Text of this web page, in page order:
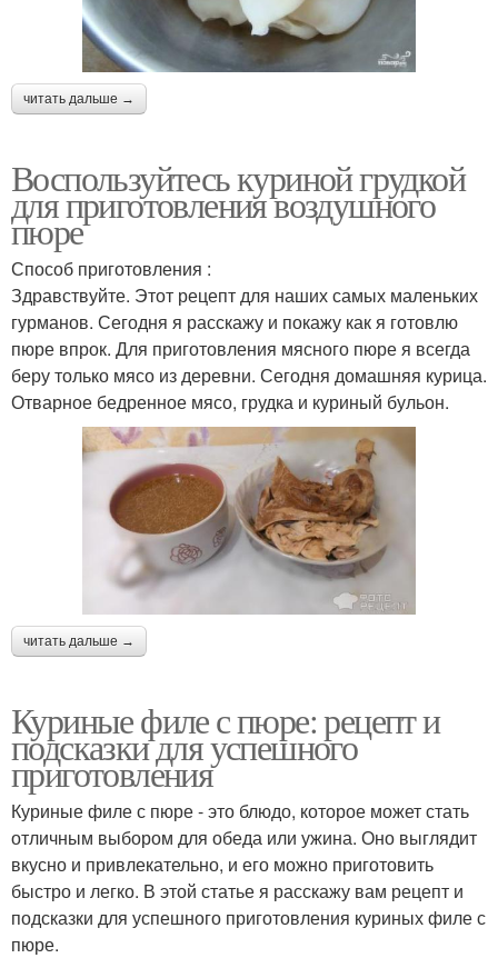
читать дальше →
Воспользуйтесь куриной грудкой
для приготовления воздушного
пюре
Способ приготовления :
Здравствуйте. Этот рецепт для наших самых маленьких
гурманов. Сегодня я расскажу и покажу как я готовлю
пюре впрок. Для приготовления мясного пюре я всегда
беру только мясо из деревни. Сегодня домашняя курица.
Отварное бедренное мясо, грудка и куриный бульон.
читать дальше →
Куриные филе с пюре: рецепт и
подсказки для успешного
приготовления
Куриные филе с пюре - это блюдо, которое может стать
отличным выбором для обеда или ужина. Оно выглядит
вкусно и привлекательно, и его можно приготовить
быстро и легко. В этой статье я расскажу вам рецепт и
подсказки для успешного приготовления куриных филе с
пюре.